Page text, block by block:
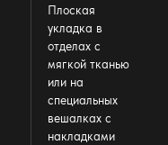
Плоская
укладка в
отделах с
мягкой тканью
или на
специальных
вешалкахс
накладками